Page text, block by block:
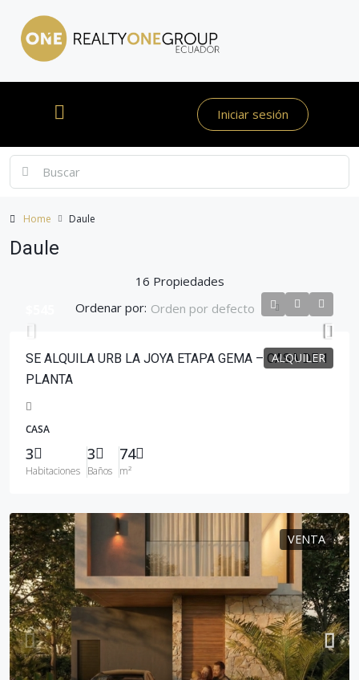
Iniciar sesión
Home Daule
Daule
16 Propiedades
Ordenar por: Orden por defecto
ALQUILER
SE ALQUILA URB LA JOYA ETAPA GEMA – CASA DE 1
PLANTA
CASA
3
Habitaciones
3
Baños
74
m²
VENTA